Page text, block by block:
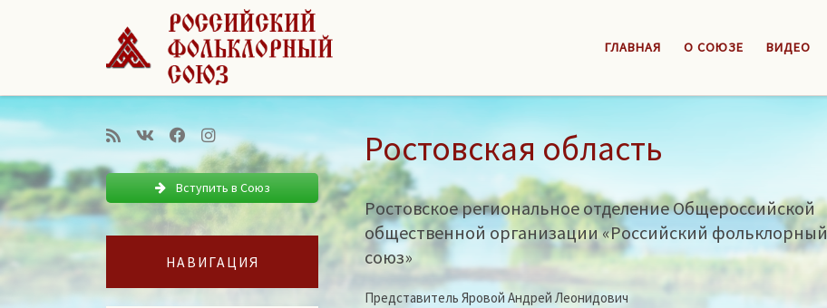
Перейти к содержимому
ГЛАВНАЯ О СОЮЗЕ ВИДЕО
Ростовская область
Ростовское региональное отделение Общероссийской
общественной организации «Российский фольклорный
союз»
Представитель Яровой Андрей Леонидович
Вступить в Союз
НАВИГАЦИЯ